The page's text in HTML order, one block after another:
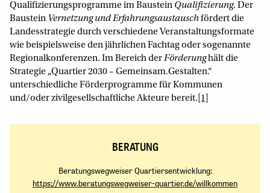
Qualifizierungsprogramme im Baustein Qualifizierung. Der
Baustein Vernetzung und Erfahrungsaustauschfördert die
Landesstrategie durch verschiedene Veranstaltungsformate
wie beispielsweise den jährlichen Fachtag oder sogenannte
Regionalkonferenzen. Im Bereich derFörderunghält die
Strategie „Quartier 2030 – Gemeinsam.Gestalten.“
unterschiedliche Förderprogramme für Kommunen
und/oder zivilgesellschaftliche Akteure bereit. [1]
BERATUNG
Beratungswegweiser Quartiersentwicklung:
https://www.beratungswegweiser-quartier.de/willkommen